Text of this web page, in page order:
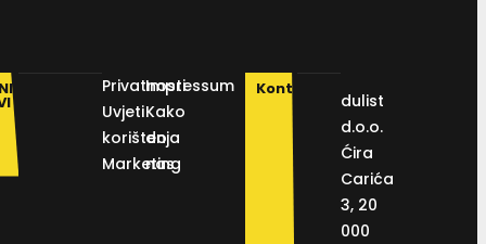
Privatnosti
Uvjeti
korištenja
Marketing
Impressum
Kako
do
nas
Kontakt
dulist
d.o.o.
Ćira
Carića
3, 20
000